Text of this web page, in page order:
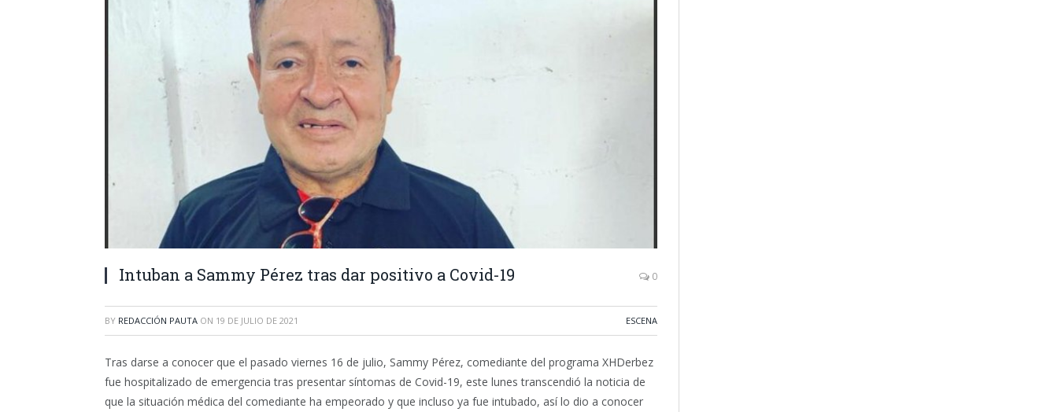
Intuban a Sammy Pérez tras dar positivo a Covid-19 0
BY REDACCIÓN PAUTA ON 19 DE JULIO DE 2021 ESCENA
Tras darse a conocer que el pasado viernes 16 de julio, Sammy Pérez, comediante del programa XHDerbez
fue hospitalizado de emergencia tras presentar síntomas de Covid-19, este lunes transcendió la noticia de
que la situación médica del comediante ha empeorado y que incluso ya fue intubado, así lo dio a conocer